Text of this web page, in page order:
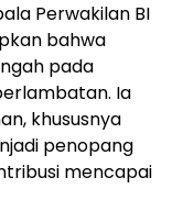
Perwakilan BI
bahwa
pada
Ia
khususnya
penopang
mencapai